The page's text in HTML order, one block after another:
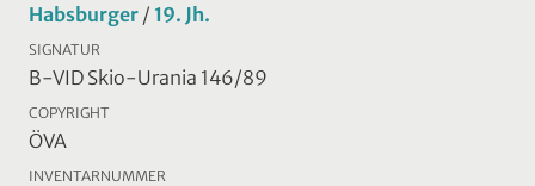
Habsburger / 19. Jh.
SIGNATUR
B-VID Skio-Urania 146/89
COPYRIGHT
ÖVA
INVENTARNUMMER